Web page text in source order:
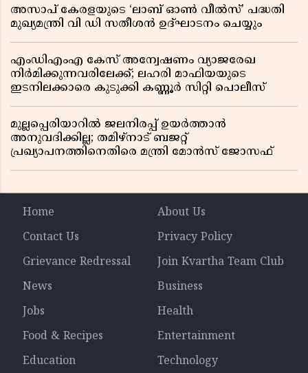
അസാപ് കേരളയുടെ ‘ലാബ് ഓൺ വീൽസ്’ പദ്ധതി
മുഖ്യമന്ത്രി വി ഡി സതീശൻ ഉദ്ഘാടനം ചെയ്യും
എംഡിഎംഎ കേസ് അന്വേഷണം വ്യാജരേഖ
നിർമിക്കുന്നവരിലേക്ക്; ലഹരി മാഫിയയുടെ
ഇടനിലക്കാരെ കുടുക്കി കണ്ണൂർ സിറ്റി പൊലീസ്
മുല്ലപ്പെരിയാറിൽ ജലനിരപ്പ് ഉയർത്താൻ
അനുവദിക്കില്ല; തമിഴ്നാട് ബജറ്റ്
പ്രഖ്യാപനത്തിനെതിരെ മന്ത്രി മോൻസ് ജോസഫ്
Home
About Us
Contact Us
Privacy Policy
Grievance Redressal
Join Kvartha Team Club
News
Business
Jobs
Health
Food & Recipes
Entertainment
Education
Technology